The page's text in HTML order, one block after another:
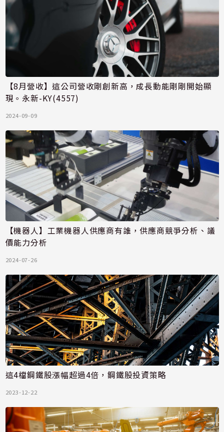
【8月營收】這公司營收剛創新高，成長動能剛剛開始顯
現。永新-KY(4557)
2024-09-09
【機器人】工業機器人供應商有誰，供應商競爭分析、議
價能力分析
2024-07-26
這4檔鋼鐵股漲幅超過4倍，鋼鐵股投資策略
2023-12-22